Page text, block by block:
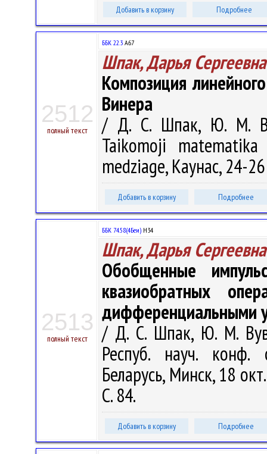
Добавить в корзину Подробнее
2512
полный текст
ББК 22.3 А67
Шпак, Дарья Сергеевна
Композиция
Винера
/ Д. С. Шпак, Ю. М.
Taikomoji
medziage, Каунас, 24-
Добавить в корзину Подробнее
2513
полный текст
ББК 74.58(4Беи) Н34
Шпак, Дарья Сергеевна
Обобщенные
квазиобратных
дифференциальными
/ Д. С. Шпак, Ю. М.
Респуб. науч. конф.
Беларусь, Минск, 18
С. 84.
Добавить в корзину Подробнее